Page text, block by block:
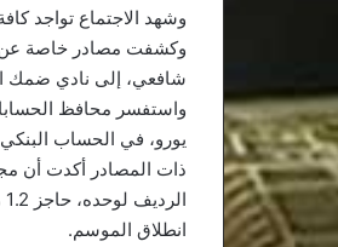
وشهد الاجتماع تواجد
وكشفت مصادر خاصة عن
شافعي، إلى نادي ضمك
يورو، في الحساب
ذات المصادر أكدت أن
انطلاق الموسم.